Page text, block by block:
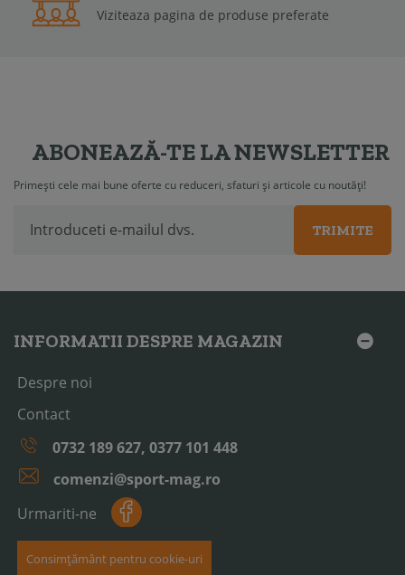
Garantia de conformitate
ABONEAZĂ-TE LA NEWSLETTER
Primești cele mai bune oferte cu reduceri, sfaturi și articole cu noutăți!
TRIMITE
INFORMATII DESPRE MAGAZIN
Despre noi
Contact
0732 189 627, 0377 101 448
comenzi@sport-mag.ro
Urmariti-ne
Consimțământ pentru cookie-uri